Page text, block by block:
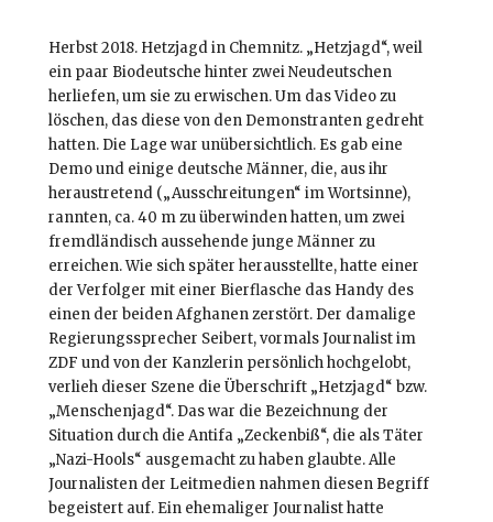
Herbst 2018. Hetzjagd in Chemnitz. „Hetzjagd“, weil
ein paar Biodeutsche hinter zwei Neudeutschen
herliefen, um sie zu erwischen. Um das Video zu
löschen, das diese von den Demonstranten gedreht
hatten. Die Lage war unübersichtlich. Es gab eine
Demo und einige deutsche Männer, die, aus ihr
heraustretend („Ausschreitungen“ im Wortsinne),
rannten, ca. 40 m zu überwinden hatten, um zwei
fremdländisch aussehende junge Männer zu
erreichen. Wie sich später herausstellte, hatte einer
der Verfolger mit einer Bierflasche das Handy des
einen der beiden Afghanen zerstört. Der damalige
Regierungssprecher Seibert, vormals Journalist im
ZDF und von der Kanzlerin persönlich hochgelobt,
verlieh dieser Szene die Überschrift „Hetzjagd“ bzw.
„Menschenjagd“. Das war die Bezeichnung der
Situation durch die Antifa „Zeckenbiß“, die als Täter
„Nazi-Hools“ ausgemacht zu haben glaubte. Alle
Journalisten der Leitmedien nahmen diesen Begriff
begeistert auf. Ein ehemaliger Journalist hatte